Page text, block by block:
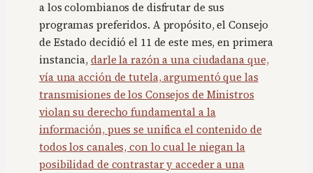
a los colombianos de disfrutar de sus
programas preferidos. A propósito, el Consejo
de Estado decidió el 11 de este mes, en primera
instancia, darle la razón a una ciudadana que,
vía una acción de tutela, argumentó que las
transmisiones de los Consejos de Ministros
violan su derecho fundamental a la
información, pues se unifica el contenido de
todos los canales, con lo cual le niegan la
posibilidad de contrastar y acceder a una